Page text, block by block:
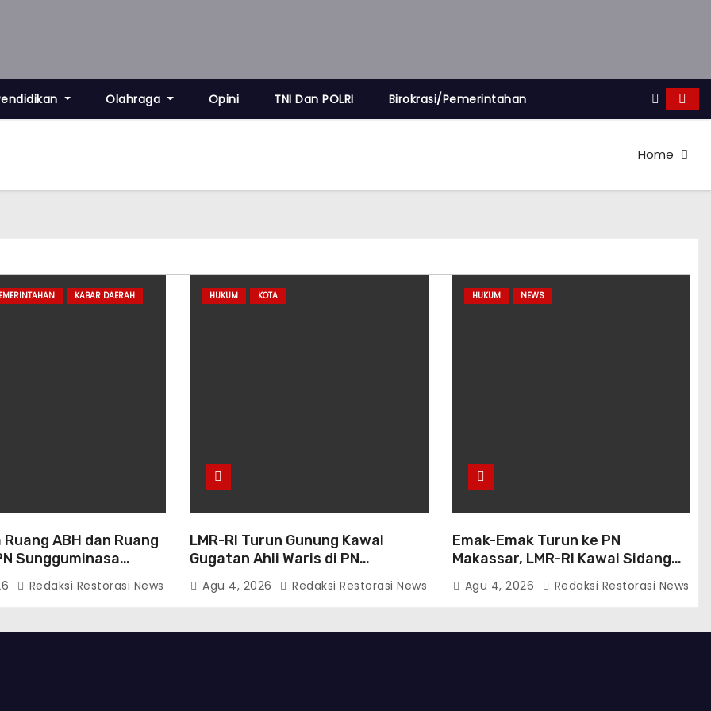
Olahraga Opini TNI Dan POLRI Birokrasi/Pemerintahan
Home
KABAR DAERAH
ABH dan Ruang
Sungguminasa
Pelayanan Publik
Redaksi Restorasi News
HUKUM KOTA
LMR-RI Turun Gunung Kawal
Gugatan Ahli Waris di PN
Makassar, Humas Buka Tahapan
Persidangan
Agu 4, 2026 Redaksi Restorasi News
HUKUM NEWS
Emak-Emak Turun ke PN
Makassar, LMR-RI Kawal Sidang
Perdata Nomor
254/Pdt.G/2026/PN Mks
Agu 4, 2026 Redaksi Restorasi News